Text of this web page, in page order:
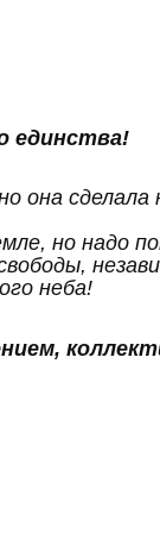
единства!
она
но надо
неба!